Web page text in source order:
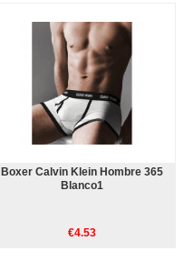
Boxer Calvin Klein Hombre 365
Blanco1
€4.53